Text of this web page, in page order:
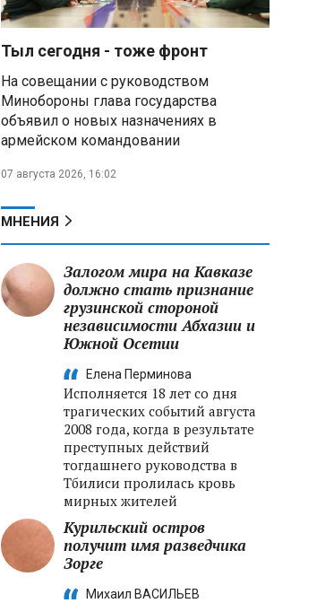
Тыл сегодня - тоже фронт
На совещании с руководством
Минобороны глава государства
объявил о новых назначениях в
армейском командовании
07 августа 2026, 16:02
МНЕНИЯ
Залогом мира на Кавказе
должно стать признание
грузинской стороной
независимости Абхазии и
Южной Осетии
Елена Перминова
Исполняется 18 лет со дня
трагических событий августа
2008 года, когда в результате
преступных действий
тогдашнего руководства в
Тбилиси пролилась кровь
мирных жителей
Курильский остров
получит имя разведчика
Зорге
Михаил ВАСИЛЬЕВ